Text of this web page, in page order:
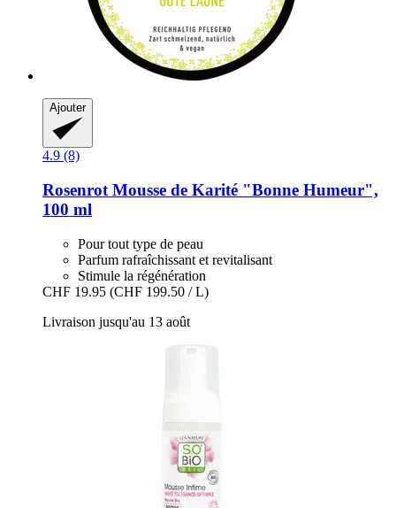
Ajouter
4.9 (8)
Rosenrot Mousse de Karité "Bonne Humeur",
100 ml
Pour tout type de peau
Parfum rafraîchissant et revitalisant
Stimule la régénération
CHF 19.95 (CHF 199.50 / L)
Livraison jusqu'au 13 août